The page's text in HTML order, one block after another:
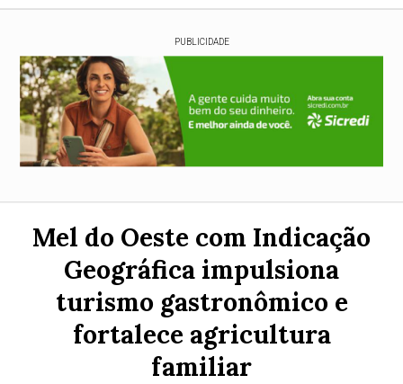
PUBLICIDADE
Mel do Oeste com Indicação
Geográfica impulsiona
turismo gastronômico e
fortalece agricultura
familiar